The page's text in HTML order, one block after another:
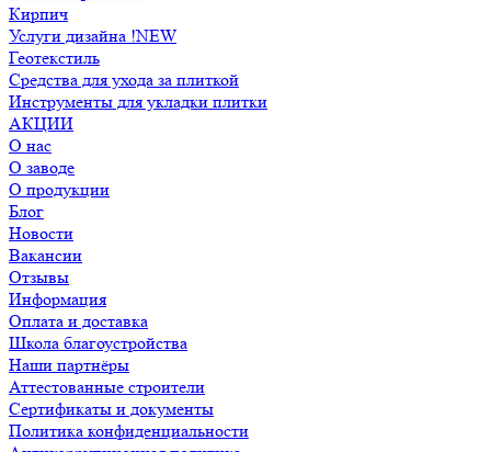
Кирпич
Услуги дизайна !NEW
Геотекстиль
Средства для ухода за плиткой
Инструменты для укладки плитки
АКЦИИ
О нас
О заводе
О продукции
Блог
Новости
Вакансии
Отзывы
Информация
Оплата и доставка
Школа благоустройства
Наши партнёры
Аттестованные строители
Сертификаты и документы
Политика конфиденциальности